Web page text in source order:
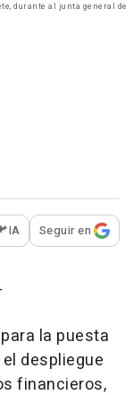
durante al junta general de
para
IA Seguir en
la puesta
despliegue
financieros,